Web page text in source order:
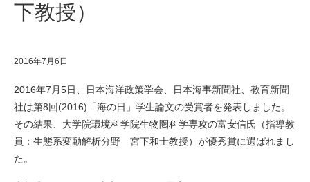
下教授）
2016年7月6日
2016年7月5日、日本海洋政策学会、日本海事新聞社、教育新聞
社は第8回(2016)「海の日」学生論文の受賞者を発表しました。
その結果、大学院環境科学院生物圏科学専攻の富安信氏（指導教
員：生態系変動解析分野 宮下和士教授）が優秀賞に選ばれまし
た。